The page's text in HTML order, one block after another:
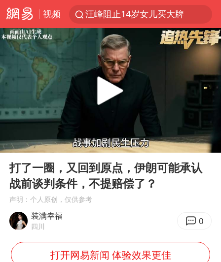
视频
汪峰阻止14岁女儿买大牌
朱雨玲晋级WTT横滨冠军赛女单八强
陕西省委书记赶赴柞水县杏坪镇
泰国校园枪击案死亡人数升至7人
女孩摆摊卖菌子时收到北大通知书
改名后的“青海拉面”店
公司“上四休三”但要降薪1000元
男子杀人后逃进深山21年活得像野人
70多岁父亲独自坐车到上海看望女儿
Play
00:00 01:08
打了一圈，又回到原点，伊朗可能承认
战前谈判条件，不提赔偿了？
声明：个人原创，仅供参考
装满幸福
四川 0
打开网易新闻 体验效果更佳